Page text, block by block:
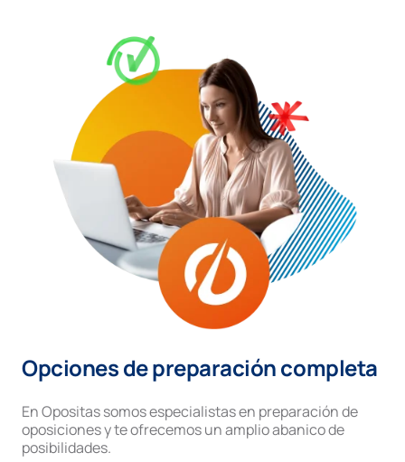
Opciones de preparación completa
En Opositas somos especialistas en preparación de
oposiciones y te ofrecemos un amplio abanico de
posibilidades.